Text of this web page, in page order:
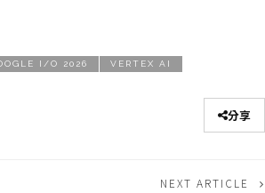
I/O 2026 VERTEX AI
分享
NEXT ARTICLE